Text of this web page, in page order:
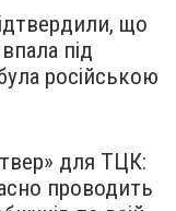
що
під
російською
для ТЦК:
проводить